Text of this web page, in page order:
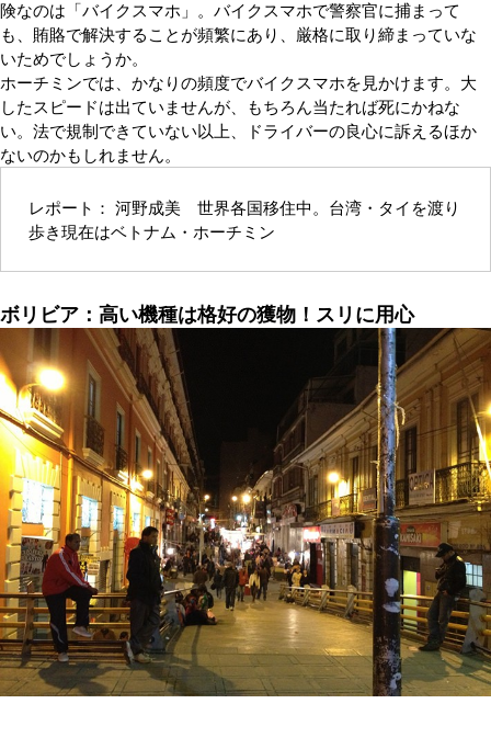
険なのは「バイクスマホ」。バイクスマホで警察官に捕まって
も、賄賂で解決することが頻繁にあり、厳格に取り締まっていな
いためでしょうか。
ホーチミンでは、かなりの頻度でバイクスマホを見かけます。大
したスピードは出ていませんが、もちろん当たれば死にかねな
い。法で規制できていない以上、ドライバーの良心に訴えるほか
ないのかもしれません。
レポート： 河野成美 世界各国移住中。台湾・タイを渡り
歩き現在はベトナム・ホーチミン
ボリビア：高い機種は格好の獲物！スリに用心